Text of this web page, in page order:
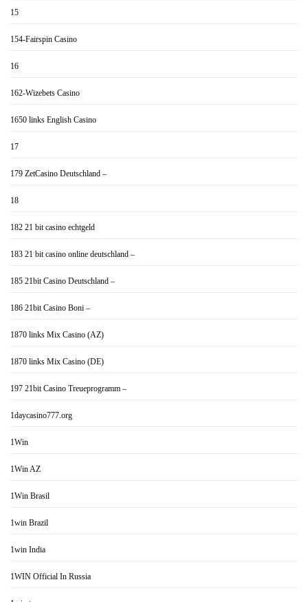
15
154-Fairspin Casino
16
162-Wizebets Casino
1650 links English Casino
17
179 ZetCasino Deutschland –
18
182 21 bit casino echtgeld
183 21 bit casino online deutschland –
185 21bit Casino Deutschland –
186 21bit Casino Boni –
1870 links Mix Casino (AZ)
1870 links Mix Casino (DE)
197 21bit Casino Treueprogramm –
1daycasino777.org
1Win
1Win AZ
1Win Brasil
1win Brazil
1win India
1WIN Official In Russia